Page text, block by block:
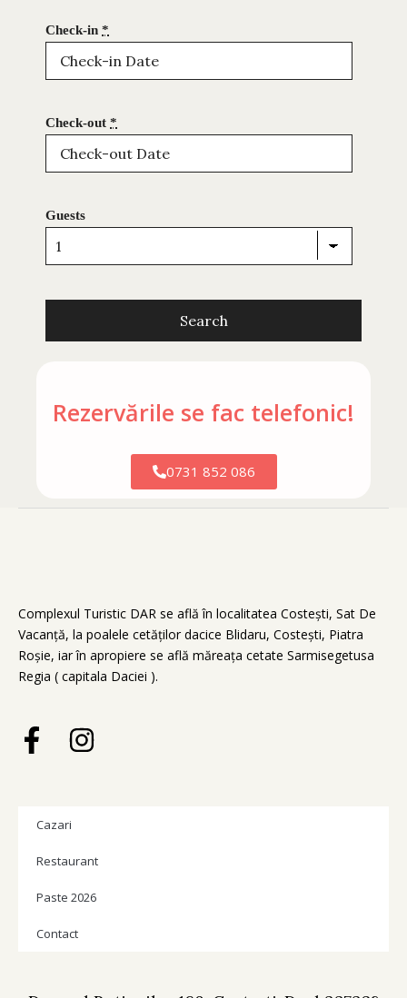
Check-in *
Check-out *
Guests
Rezervările se fac telefonic!
0731 852 086
Complexul Turistic DAR se află în localitatea Costești, Sat De
Vacanță, la poalele cetăților dacice Blidaru, Costești, Piatra
Roșie, iar în apropiere se află măreața cetate Sarmisegetusa
Regia ( capitala Daciei ).
Cazari
Restaurant
Paste 2026
Contact